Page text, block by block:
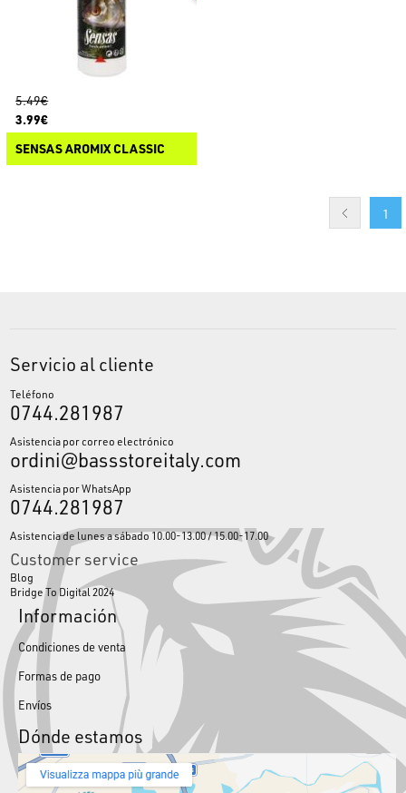
5.49€
3.99€
SENSAS AROMIX CLASSIC
1
Servicio al cliente
Teléfono
0744.281987
Asistencia por correo electrónico
ordini@bassstoreitaly.com
Asistencia por WhatsApp
0744.281987
Asistencia de lunes a sábado 10.00-13.00 / 15.00-17.00
Customer service
Blog
Bridge To Digital 2024
Información
Condiciones de venta
Formas de pago
Envíos
Dónde estamos